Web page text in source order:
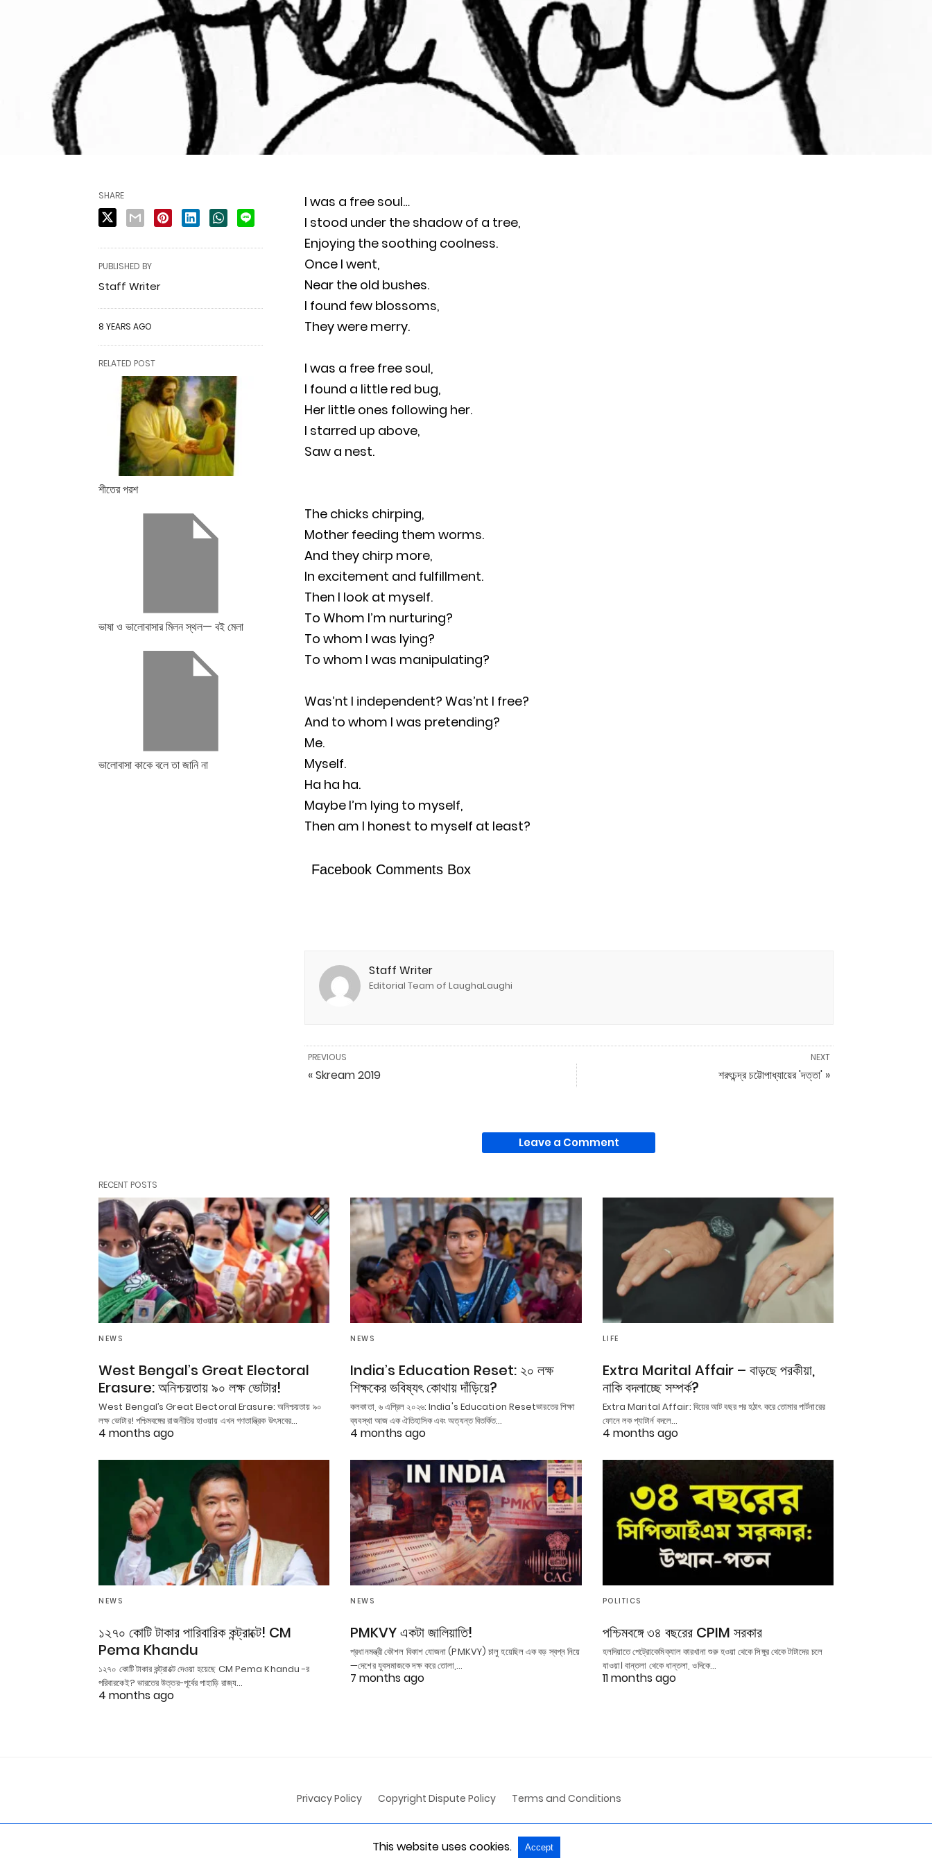
I was a free soul…
I stood under the shadow of a tree,
Enjoying the soothing coolness.
Once I went,
Near the old bushes.
I found few blossoms,
They were merry.
I was a free free soul,
I found a little red bug,
Her little ones following her.
I starred up above,
Saw a nest.
The chicks chirping,
Mother feeding them worms.
And they chirp more,
In excitement and fulfillment.
Then I look at myself.
To Whom I’m nurturing?
To whom I was lying?
To whom I was manipulating?
Was’nt I independent? Was’nt I free?
And to whom I was pretending?
Me.
Myself.
Ha ha ha.
Maybe I’m lying to myself,
Then am I honest to myself at least?
Facebook Comments Box
Staff Writer
Editorial Team of LaughaLaughi
NEXT
শরৎচন্দ্র চট্টোপাধ্যায়ের 'দত্তা' »
PREVIOUS
« Skream 2019
Leave a Comment
SHARE
PUBLISHED BY
Staff Writer
8 YEARS AGO
RELATED POST
শীতের পরশ
ভাষা ও ভালোবাসার মিলন স্থল— বই মেলা
ভালোবাসা কাকে বলে তা জানি না
RECENT POSTS
NEWS
West Bengal’s Great Electoral
Erasure: অনিশ্চয়তায় ৯০ লক্ষ ভোটার!
West Bengal’s Great Electoral Erasure: অনিশ্চয়তায় ৯০
লক্ষ ভোটার! পশ্চিমবঙ্গের রাজনীতির হাওয়ায় এখন গণতান্ত্রিক উৎসবের…
4 months ago
NEWS
India’s Education Reset: ২০ লক্ষ
শিক্ষকের ভবিষ্যৎ কোথায় দাঁড়িয়ে?
কলকাতা, ৬ এপ্রিল ২০২৬: India's Education Resetভারতের শিক্ষা
ব্যবস্থা আজ এক ঐতিহাসিক এবং অত্যন্ত বিতর্কিত…
4 months ago
LIFE
Extra Marital Affair – বাড়ছে পরকীয়া,
নাকি বদলাচ্ছে সম্পর্ক?
Extra Marital Affair: বিয়ের আট বছর পর হঠাৎ করে তোমার পার্টনারের
ফোনে লক প্যাটার্ন বদলে…
4 months ago
NEWS
১২৭০ কোটি টাকার পারিবারিক কন্ট্রাক্টে! CM
Pema Khandu
১২৭০ কোটি টাকার কন্ট্রাক্টে দেওয়া হয়েছে CM Pema Khandu -র
পরিবারকেই? ভারতের উত্তর-পূর্বের পাহাড়ি রাজ্য…
4 months ago
NEWS
PMKVY একটা জালিয়াতি!
প্রধানমন্ত্রী কৌশল বিকাশ যোজনা (PMKVY) চালু হয়েছিল এক বড় স্বপ্ন নিয়ে
—দেশের যুবসমাজকে দক্ষ করে তোলা,…
7 months ago
POLITICS
পশ্চিমবঙ্গে ৩৪ বছরের CPIM সরকার
হলদিয়াতে পেট্রোকেমিক্যাল কারখানা শুরু হওয়া থেকে সিঙ্গুর থেকে টাটাদের চলে
যাওয়া। বান্তলা থেকে ধান্তলা, ওদিকে…
11 months ago
Privacy Policy Copyright Dispute Policy Terms and Conditions
This website uses cookies. Accept